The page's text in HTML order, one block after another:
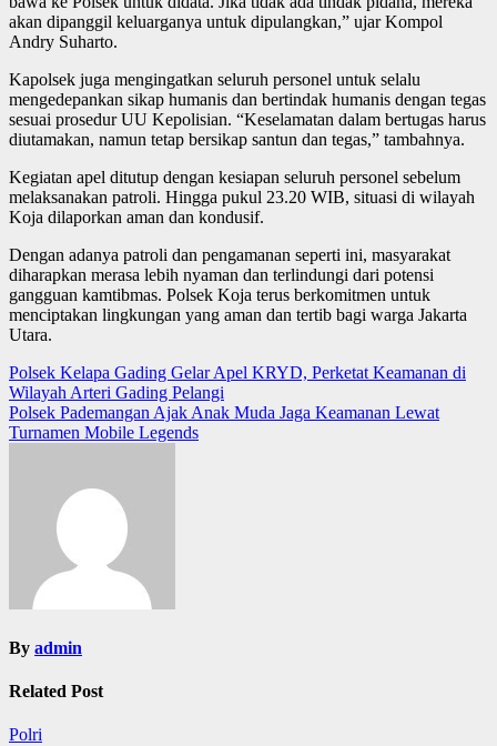
akan dipanggil keluarganya untuk dipulangkan,” ujar Kompol
Andry Suharto.
Kapolsek juga mengingatkan seluruh personel untuk selalu
mengedepankan sikap humanis dan bertindak humanis dengan tegas
sesuai prosedur UU Kepolisian. “Keselamatan dalam bertugas harus
diutamakan, namun tetap bersikap santun dan tegas,” tambahnya.
Kegiatan apel ditutup dengan kesiapan seluruh personel sebelum
melaksanakan patroli. Hingga pukul 23.20 WIB, situasi di wilayah
Koja dilaporkan aman dan kondusif.
Dengan adanya patroli dan pengamanan seperti ini, masyarakat
diharapkan merasa lebih nyaman dan terlindungi dari potensi
gangguan kamtibmas. Polsek Koja terus berkomitmen untuk
menciptakan lingkungan yang aman dan tertib bagi warga Jakarta
Utara.
Post
navigation
Polsek Kelapa Gading Gelar Apel KRYD, Perketat Keamanan di
Wilayah Arteri Gading Pelangi
Polsek Pademangan Ajak Anak Muda Jaga Keamanan Lewat
Turnamen Mobile Legends
By admin
Related Post
Polri